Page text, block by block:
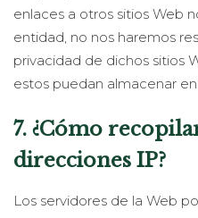
enlaces a otros sitios Web
entidad, no nos haremos
privacidad de dichos sitios
estos puedan almacenar
7. ¿Cómo
direcciones IP?
Los servidores de la Web